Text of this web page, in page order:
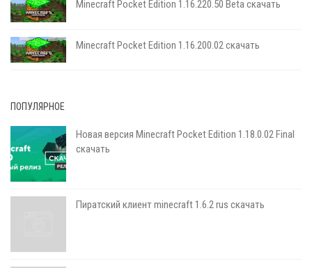
Minecraft Pocket Edition 1.16.220.50 Beta скачать
Minecraft Pocket Edition 1.16.200.02 скачать
ПОПУЛЯРНОЕ
Новая версия Minecraft Pocket Edition 1.18.0.02 Final
скачать
Пиратский клиент minecraft 1.6.2 rus скачать